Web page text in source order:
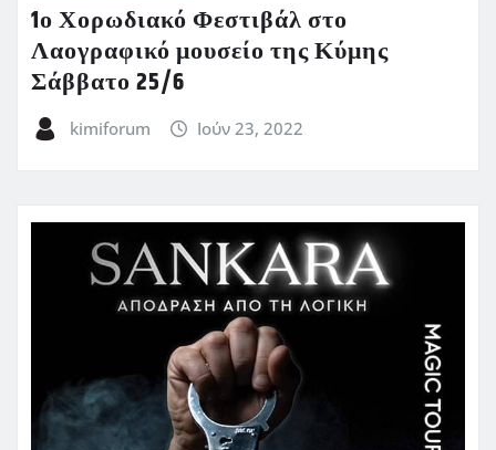
1ο Χορωδιακό Φεστιβάλ στο
Λαογραφικό μουσείο της Κύμης
Σάββατο 25/6
kimiforum Ιούν 23, 2022